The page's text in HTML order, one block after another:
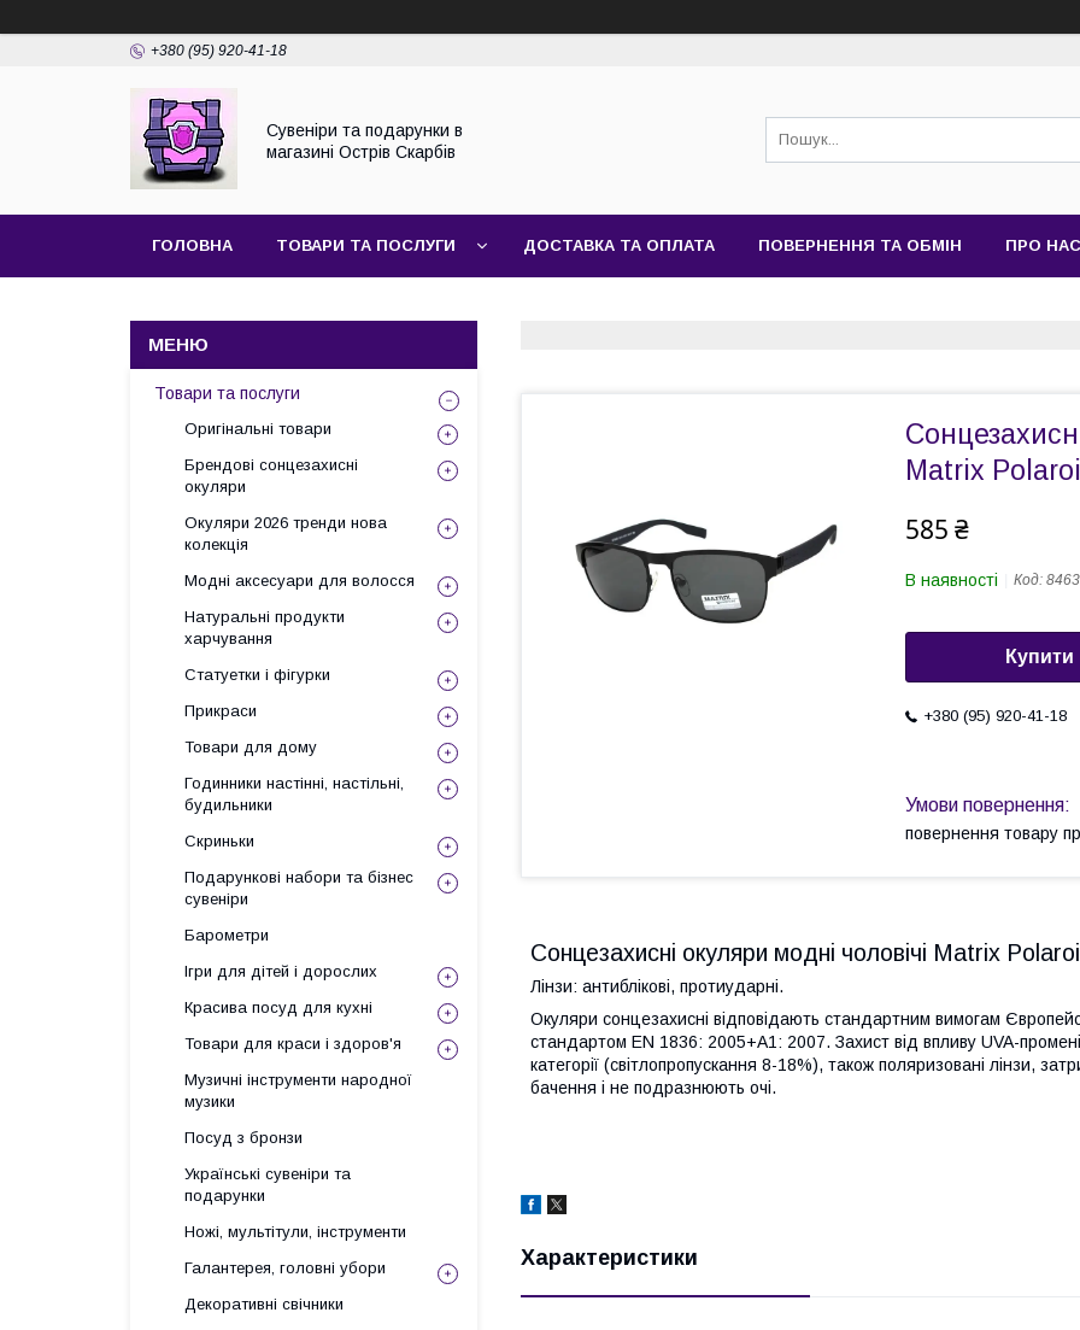
+380 (95) 920-41-18
Сувеніри та подарунки в
магазині Острів Скарбів
ГОЛОВНА ТОВАРИ ТА ПОСЛУГИ ДОСТАВКА ТА ОПЛАТА ПОВЕРНЕННЯ ТА ОБМІН ПРО НАС
Matrix
585 ₴
В наявності Код:
Купити
+380 (95) 920-41-18
повернення товару
Сонцезахисні окуляри модні чоловічі Matrix
Лінзи: антиблікові, протиударні.
Окуляри сонцезахисні відповідають стандартним вимогам
стандартом EN 1836: 2005+А1: 2007. Захист від впливу UVA-
категорії (світлопропускання 8-18%), також поляризовані лінзи,
бачення і не подразнюють очі.
Характеристики
Товари та послуги
Оригінальні товари
Брендові сонцезахисні
окуляри
Окуляри 2026 тренди нова
колекція
Модні аксесуари для волосся
Натуральні продукти
харчування
Статуетки і фігурки
Прикраси
Товари для дому
Годинники настінні, настільні,
будильники
Скриньки
Подарункові набори та бізнес
сувеніри
Барометри
Ігри для дітей і дорослих
Красива посуд для кухні
Товари для краси і здоров'я
Музичні інструменти народної
музики
Посуд з бронзи
Українські сувеніри та
подарунки
Ножі, мультітули, інструменти
Галантерея, головні убори
Декоративні свічники